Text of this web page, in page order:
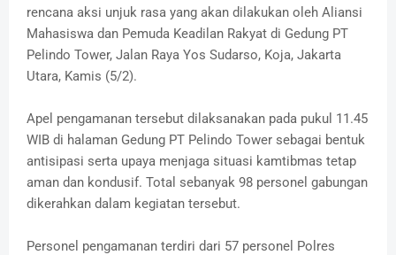
rencana aksi unjuk rasa yang akan dilakukan oleh Aliansi
Mahasiswa dan Pemuda Keadilan Rakyat di Gedung PT
Pelindo Tower, Jalan Raya Yos Sudarso, Koja, Jakarta
Utara, Kamis (5/2).
Apel pengamanan tersebut dilaksanakan pada pukul 11.45
WIB di halaman Gedung PT Pelindo Tower sebagai bentuk
antisipasi serta upaya menjaga situasi kamtibmas tetap
aman dan kondusif. Total sebanyak 98 personel gabungan
dikerahkan dalam kegiatan tersebut.
Personel pengamanan terdiri dari 57 personel Polres